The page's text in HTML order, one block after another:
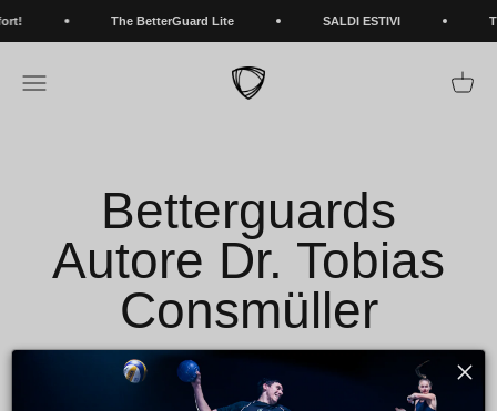
The BetterGuard Lite SALDI ESTIVI
Apri il menu di navigazione
BETTERGUARDS
Betterguards
Autore Dr. Tobias
Consmüller